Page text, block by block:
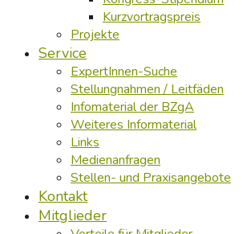
Kurzvortragspreis
Projekte
Service
ExpertInnen-Suche
Stellungnahmen / Leitfäden
Infomaterial der BZgA
Weiteres Informaterial
Links
Medienanfragen
Stellen- und Praxisangebote
Kontakt
Mitglieder